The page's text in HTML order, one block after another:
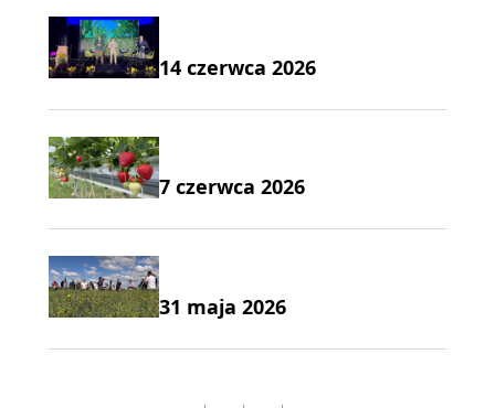
14 czerwca 2026
7 czerwca 2026
31 maja 2026